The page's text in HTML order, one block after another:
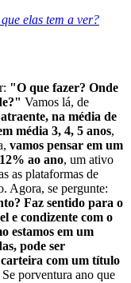
elas tem a ver?
"O que fazer? Onde
Vamos lá, de
na média de
média 3, 4, 5 anos,
vamos pensar em um
ao ano, um ativo
as plataformas de
Agora, se pergunte:
Faz sentido para o
e condizente com o
estamos em um
pode ser
com um título
Se porventura ano que